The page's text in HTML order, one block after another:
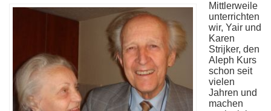
Mittlerweile
unterrichten
wir, Yair und
Karen
Strijker, den
Aleph Kurs
schon seit
vielen
Jahren und
machen